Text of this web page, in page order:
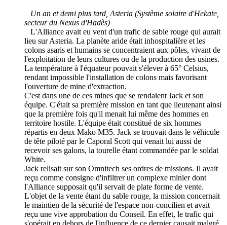
Un an et demi plus tard, Asteria (Système solaire d'Hekate,
secteur du Nexus d'Hadès)
L'Alliance avait eu vent d'un trafic de sable rouge qui aurait
lieu sur Asteria. La planète aride était inhospitalière et les
colons asaris et humains se concentraient aux pôles, vivant de
l'exploitation de leurs cultures ou de la production des usines.
La température à l'équateur pouvait s'élever à 65° Celsius,
rendant impossible l'installation de colons mais favorisant
l'ouverture de mine d'extraction.
C'est dans une de ces mines que se rendaient Jack et son
équipe. C'était sa première mission en tant que lieutenant ainsi
que la première fois qu'il menait lui même des hommes en
territoire hostile. L'équipe était constitué de six hommes
répartis en deux Mako M35. Jack se trouvait dans le véhicule
de tête piloté par le Caporal Scott qui venait lui aussi de
recevoir ses galons, la tourelle étant commandée par le soldat
White.
Jack relisait sur son Omnitech ses ordres de missions. Il avait
reçu comme consigne d'infiltrer un complexe minier dont
l'Alliance supposait qu'il servait de plate forme de vente.
L'objet de la vente étant du sable rouge, la mission concernait
le maintien de la sécurité de l'espace non-concilien et avait
reçu une vive approbation du Conseil. En effet, le trafic qui